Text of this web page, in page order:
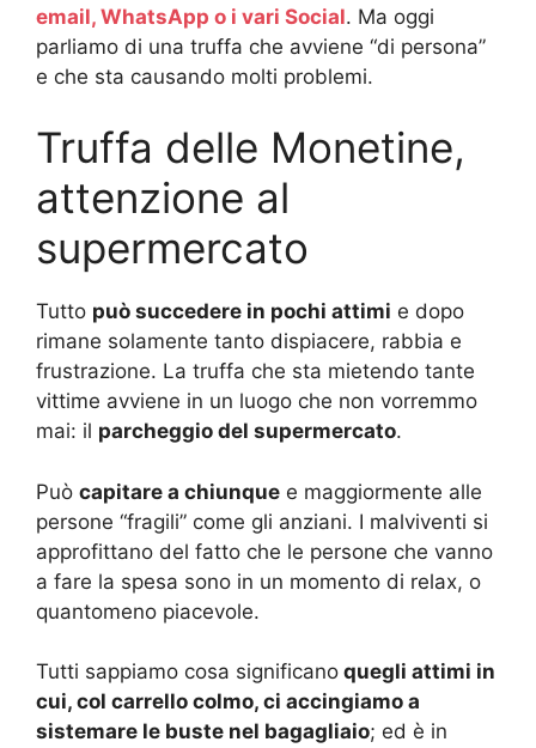
email, WhatsApp o i vari Social. Ma oggi
parliamo di una truffa che avviene “di persona”
e che sta causando molti problemi.
Truffa delle Monetine,
attenzione al
supermercato
Tutto può succedere in pochi attimi e dopo
rimane solamente tanto dispiacere, rabbia e
frustrazione. La truffa che sta mietendo tante
vittime avviene in un luogo che non vorremmo
mai: il parcheggio del supermercato.
Può capitare a chiunque e maggiormente alle
persone “fragili” come gli anziani. I malviventi si
approfittano del fatto che le persone che vanno
a fare la spesa sono in un momento di relax, o
quantomeno piacevole.
Tutti sappiamo cosa significano quegli attimi in
cui, col carrello colmo, ci accingiamo a
sistemare le buste nel bagagliaio; ed è in